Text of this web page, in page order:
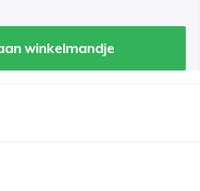
winkelmandje